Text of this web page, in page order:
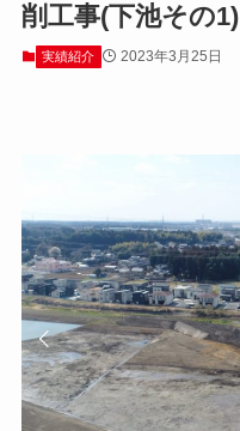
削工事(下池その1)
実績紹介 2023年3月25日